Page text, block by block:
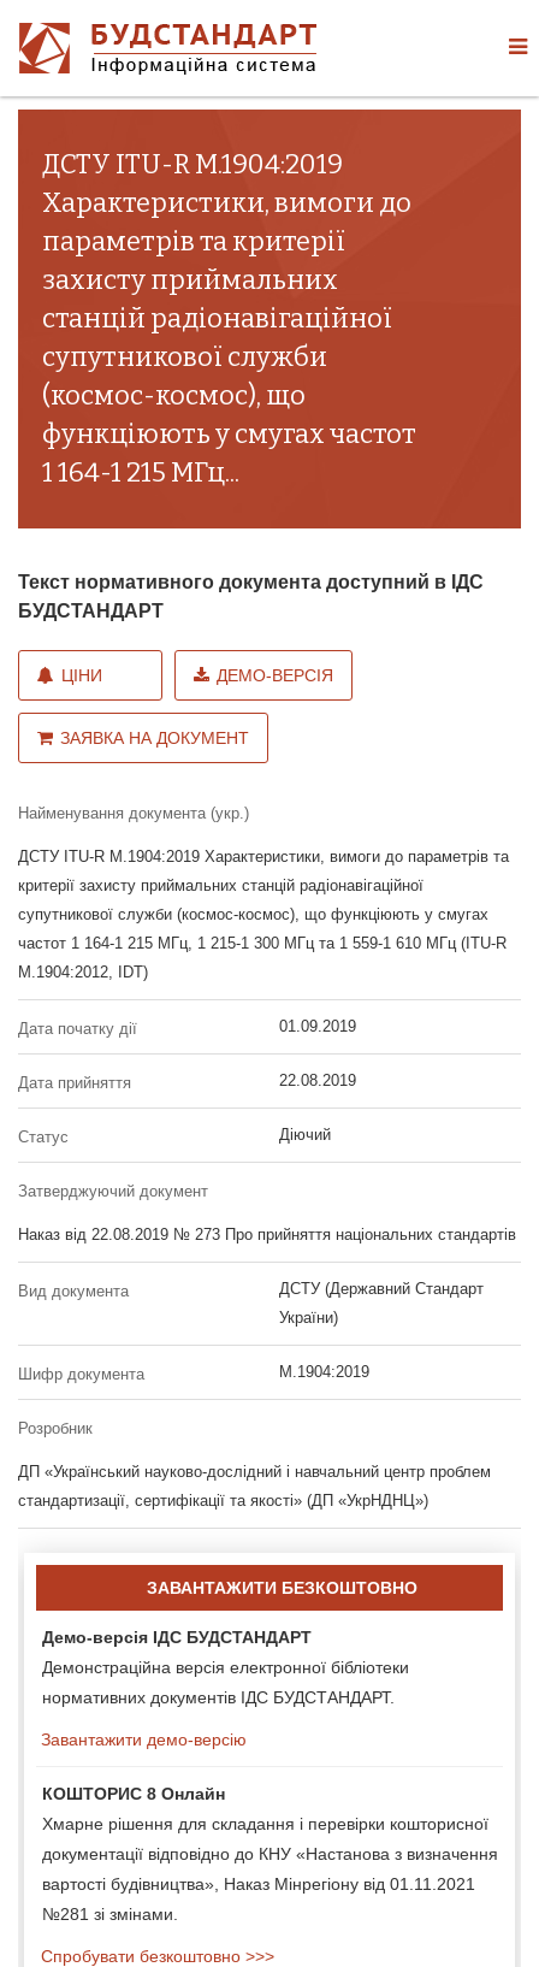
ДСТУ ITU-R M.1904:2019
Характеристики, вимоги до
параметрів та критерії
захисту приймальних
станцій радіонавігаційної
супутникової служби
(космос-космос), що
функціюють у смугах частот
1 164-1 215 МГц...
Текст нормативного документа доступний в ІДС
БУДСТАНДАРТ
ЦІНИ ДЕМО-ВЕРСІЯ
ЗАЯВКА НА ДОКУМЕНТ
Найменування документа (укр.)
ДСТУ ITU-R M.1904:2019 Характеристики, вимоги до параметрів та
критерії захисту приймальних станцій радіонавігаційної
супутникової служби (космос-космос), що функціюють у смугах
частот 1 164-1 215 МГц, 1 215-1 300 МГц та 1 559-1 610 МГц (ITU-R
M.1904:2012, IDT)
Дата початку дії 01.09.2019
Дата прийняття 22.08.2019
Статус Діючий
Затверджуючий документ
Наказ від 22.08.2019 № 273 Про прийняття національних стандартів
Вид документа
ДСТУ (Державний Стандарт
України)
Шифр документа M.1904:2019
Розробник
ДП «Український науково-дослідний і навчальний центр проблем
стандартизації, сертифікації та якості» (ДП «УкрНДНЦ»)
ЗАВАНТАЖИТИ БЕЗКОШТОВНО
Демо-версія ІДС БУДСТАНДАРТ
Демонстраційна версія електронної бібліотеки
нормативних документів ІДС БУДСТАНДАРТ.
Завантажити демо-версію
КОШТОРИС 8 Онлайн
Хмарне рішення для складання і перевірки кошторисної
документації відповідно до КНУ «Настанова з визначення
вартості будівництва», Наказ Мінрегіону від 01.11.2021
№281 зі змінами.
Спробувати безкоштовно >>>